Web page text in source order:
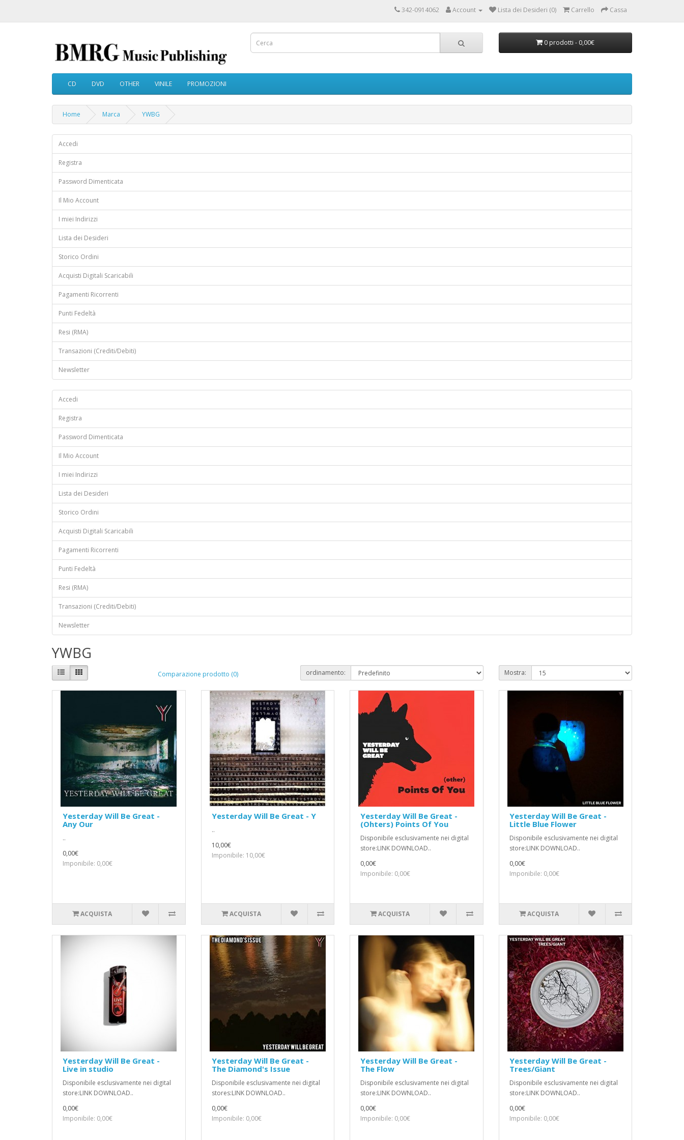
342-0914062 Account Lista dei Desideri (0) Carrello Cassa
0 prodotti - 0,00€
CD DVD OTHER VINILE PROMOZIONI
Home Marca YWBG
Accedi
Registra
Password Dimenticata
Il Mio Account
I miei Indirizzi
Lista dei Desideri
Storico Ordini
Acquisti Digitali Scaricabili
Pagamenti Ricorrenti
Punti Fedeltà
Resi (RMA)
Transazioni (Crediti/Debiti)
Newsletter
Accedi
Registra
Password Dimenticata
Il Mio Account
I miei Indirizzi
Lista dei Desideri
Storico Ordini
Acquisti Digitali Scaricabili
Pagamenti Ricorrenti
Punti Fedeltà
Resi (RMA)
Transazioni (Crediti/Debiti)
Newsletter
YWBG
Comparazione prodotto (0) ordinamento: Mostra:
Yesterday Will Be Great -
Any Our
..
0,00€
Imponibile: 0,00€
ACQUISTA
Yesterday Will Be Great - Y
..
10,00€
Imponibile: 10,00€
ACQUISTA
Yesterday Will Be Great -
(Ohters) Points Of You
Disponibile esclusivamente nei digital
store:LINK DOWNLOAD..
0,00€
Imponibile: 0,00€
ACQUISTA
Yesterday Will Be Great -
Little Blue Flower
Disponibile esclusivamente nei digital
store:LINK DOWNLOAD..
0,00€
Imponibile: 0,00€
ACQUISTA
Yesterday Will Be Great -
Live in studio
Disponibile esclusivamente nei digital
store:LINK DOWNLOAD..
0,00€
Imponibile: 0,00€
Yesterday Will Be Great -
The Diamond's Issue
Disponibile esclusivamente nei digital
stores:LINK DOWNLOAD..
0,00€
Imponibile: 0,00€
Yesterday Will Be Great -
The Flow
Disponibile esclusivamente nei digital
store:LINK DOWNLOAD..
0,00€
Imponibile: 0,00€
Yesterday Will Be Great -
Trees/Giant
Disponibile esclusivamente nei digital
store:LINK DOWNLOAD..
0,00€
Imponibile: 0,00€